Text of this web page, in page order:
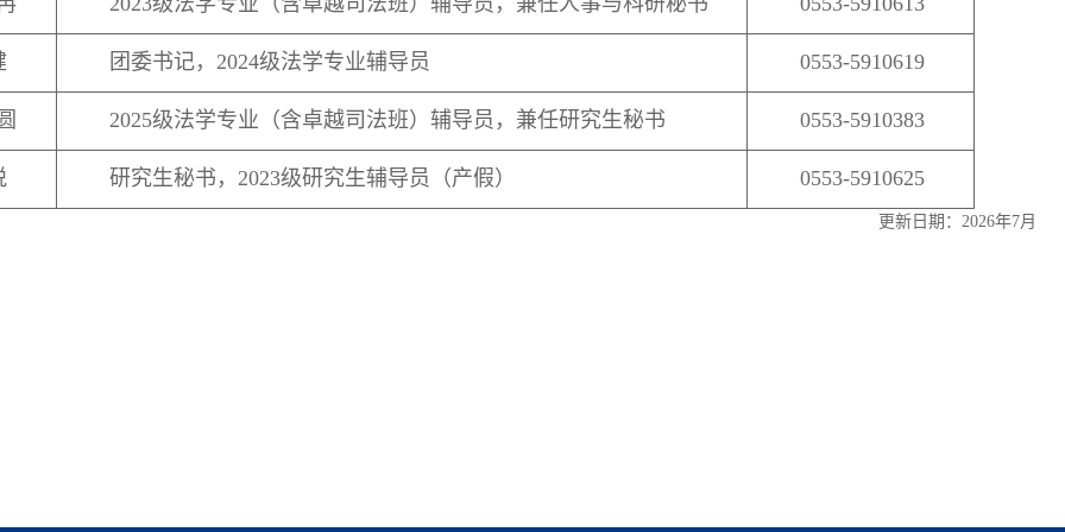
团委书记，2024级法学专业辅导员 0553-5910619
2025级法学专业（含卓越司法班）辅导员，兼任研究生秘书 0553-5910383
研究生秘书， 2023级研究生辅导员（产假） 0553-5910625
更新日期：2026年7月